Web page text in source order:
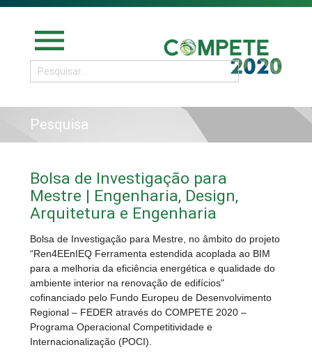
menu
Pesquisa
Bolsa de Investigação para
Mestre | Engenharia, Design,
Arquitetura e Engenharia
Bolsa de Investigação para Mestre, no âmbito do projeto
“Ren4EEnIEQ Ferramenta estendida acoplada ao BIM
para a melhoria da eficiência energética e qualidade do
ambiente interior na renovação de edifícios"
cofinanciado pelo Fundo Europeu de Desenvolvimento
Regional – FEDER através do COMPETE 2020 –
Programa Operacional Competitividade e
Internacionalização (POCI).